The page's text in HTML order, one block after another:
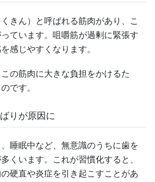
きん）と呼ばれる筋肉があり、こ
ています。咀嚼筋が過剰に緊張す
感じやすくなります。
の筋肉に大きな負担をかけるた
です。
りが原因に
睡眠中など、無意識のうちに歯を
くいます。これが習慣化すると、
硬直や炎症を引き起こすことがあ